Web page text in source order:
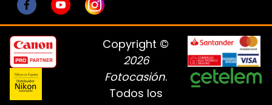
Copyright ©
2026
Fotocasión.
Todos los